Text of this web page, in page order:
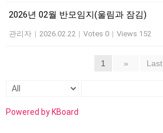
2026년 02월 반모임지(울림과 잠김)
관리자 | 2026.02.22 | Votes 0 | Views 152
1 » Last
Powered by KBoard